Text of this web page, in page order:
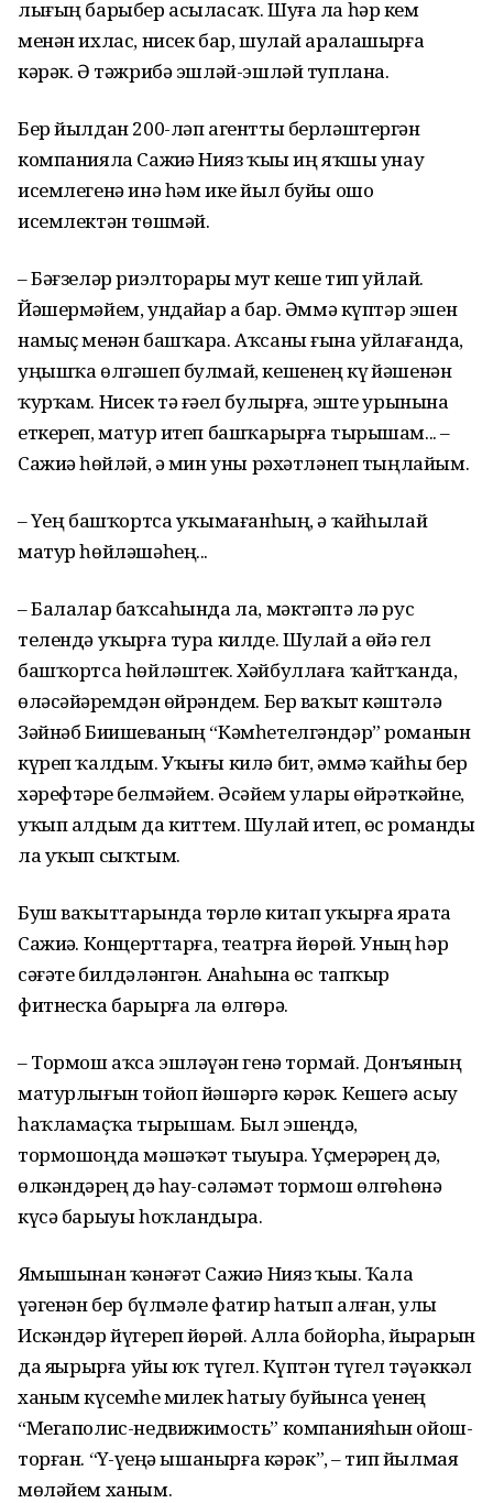
лығың барыбер асыласаҡ. Шуға ла һәр кем
менән ихлас, нисек бар, шулай аралашырға
кәрәк. Ә тәжрибә эшләй-эшләй туплана.
Бер йылдан 200-ләп агентты берләштергән
компанияла Сажи­ҙә Нияз ҡыҙы иң яҡшы унау
исем­легенә инә һәм ике йыл буйы ошо
исемлектән төшмәй.
– Бәғзеләр риэлторҙарҙы мут кеше тип уйлай.
Йәшермәйем, ундайҙар ҙа бар. Әммә күптәр эшен
намыҫ менән башҡара. Аҡсаны ғына уйлағанда,
уңышҡа өлгәшеп булмай, кешенең күҙ йәшенән
ҡурҡам. Нисек тә ғәҙел булырға, эште урынына
еткереп, матур итеп башҡарырға тырышам... –
Сажиҙә һөйләй, ә мин уны рәхәтләнеп тыңлайым.
– Үҙең башҡортса уҡымаған­һың, ә ҡайһылай
матур һөйлә­шәһең...
– Балалар баҡсаһында ла, мәк­тәп­тә лә рус
телендә уҡырға тура килде. Шулай ҙа өйҙә гел
баш­ҡорт­са һөйләштек. Хәйбул­лаға ҡайтҡанда,
өләсәйҙәремдән өйрән­дем. Бер ваҡыт кәштәлә
Зәй­нәб Биишеваның “Кәмһетел­гәндәр” романын
күреп ҡалдым. Уҡығы килә бит, әммә ҡайһы бер
хәрефтәрҙе белмәйем. Әсәйем уларҙы өйрәткәйне,
уҡып алдым да киттем. Шулай итеп, өс романды
ла уҡып сыҡтым.
Буш ваҡыттарында төрлө китап уҡырға ярата
Сажиҙә. Кон­церт­тарға, театрға йөрөй. Уның һәр
сәғәте билдәләнгән. Аҙна­һына өс тапҡыр
фитнесҡа барырға ла өлгөрә.
– Тормош аҡса эшләүҙән генә тор­май. Донъяның
матурлығын то­йоп йәшәргә кәрәк. Кешегә асыу
һаҡламаҫҡа тырышам. Был эшең­дә,
тормошоңда мәшәҡәт тыу­ҙыра. Үҫмерҙәрҙең дә,
өлкән­дәр­ҙең дә һау-сәләмәт тормош өл­гөһөнә
күсә барыуы һоҡлан­дыра.
Яҙмышынан ҡәнәғәт Сажиҙә Нияз ҡыҙы. Ҡала
үҙәгенән бер бүл­мәле фатир һатып алған, улы
Искәндәр йүгереп йөрөй. Алла бойорһа, йырҙарын
да яҙҙырырға уйы юҡ түгел. Күптән түгел тәүәк­кәл
ханым күсемһеҙ милек һатыу буйынса үҙенең
“Мегаполис-нед­вижимость” компанияһын ойош­
тор­ған. “Үҙ-үҙеңә ышанырға кә­рәк”, – тип йылмая
мөләйем ханым.